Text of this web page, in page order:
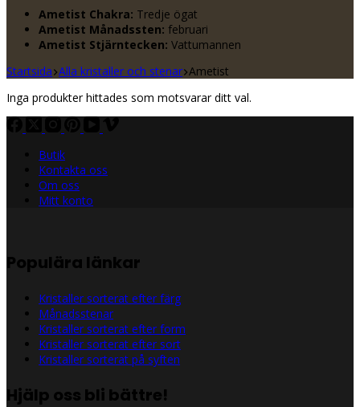
Ametist Chakra: Tredje ögat
Ametist Månadssten: februari
Ametist Stjärntecken: Vattumannen
Startsida Alla kristaller och stenar Ametist
Inga produkter hittades som motsvarar ditt val.
Butik
Kontakta oss
Om oss
Mitt konto
Populära länkar
Kristaller sorterat efter färg
Månadsstenar
Kristaller sorterat efter form
Kristaller sorterat efter sort
Kristaller sorterat på syften
Hjälp oss bli bättre!